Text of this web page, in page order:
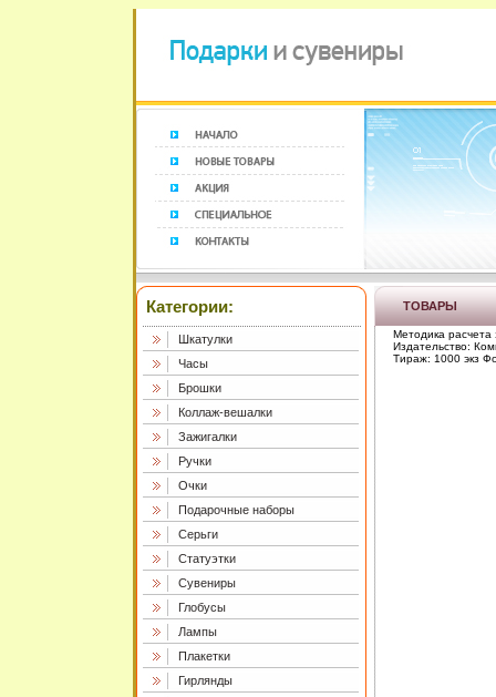
Категории:
Шкатулки
Часы
Брошки
Коллаж-вешалки
Зажигалки
Ручки
Очки
Подарочные наборы
Серьги
Статуэтки
Сувениры
Глобусы
Лампы
Плакетки
Гирлянды
ТОВАРЫ
Методика расчета
Издательство:
Тираж: 1000 экз